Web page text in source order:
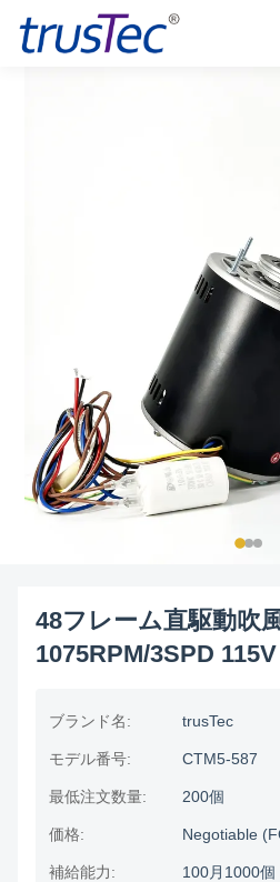
48フレーム直駆動吹
1075RPM/3SPD
ブランド名: trusTec
モデル番号: CTM5-587
最低注文数量: 200個
価格: Negotiable
補給能力: 100月1000個